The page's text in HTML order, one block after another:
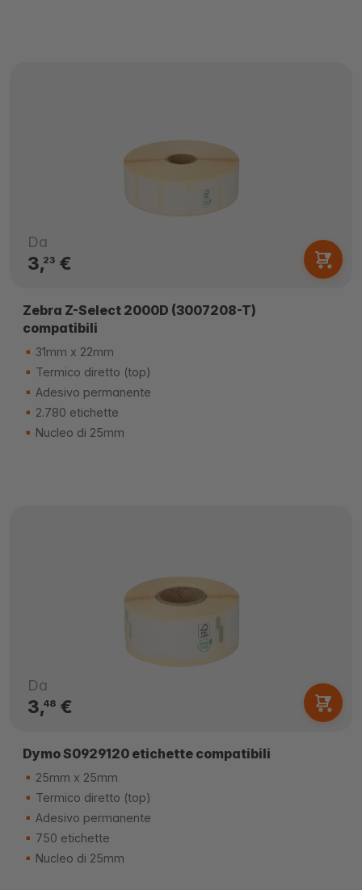
Da
3,23€
Zebra Z-Select 2000D (3007208-T)
compatibili
31mm x 22mm
Termico diretto (top)
Adesivo permanente
2.780 etichette
Nucleo di 25mm
Da
3,48€
Dymo S0929120 etichette compatibili
25mm x 25mm
Termico diretto (top)
Adesivo permanente
750 etichette
Nucleo di 25mm